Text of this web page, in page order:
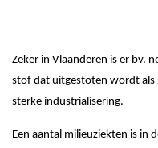
Zeker in Vlaanderen is er bv.
stof dat uitgestoten wordt als
sterke industrialisering.
Een aantal milieuziekten is in